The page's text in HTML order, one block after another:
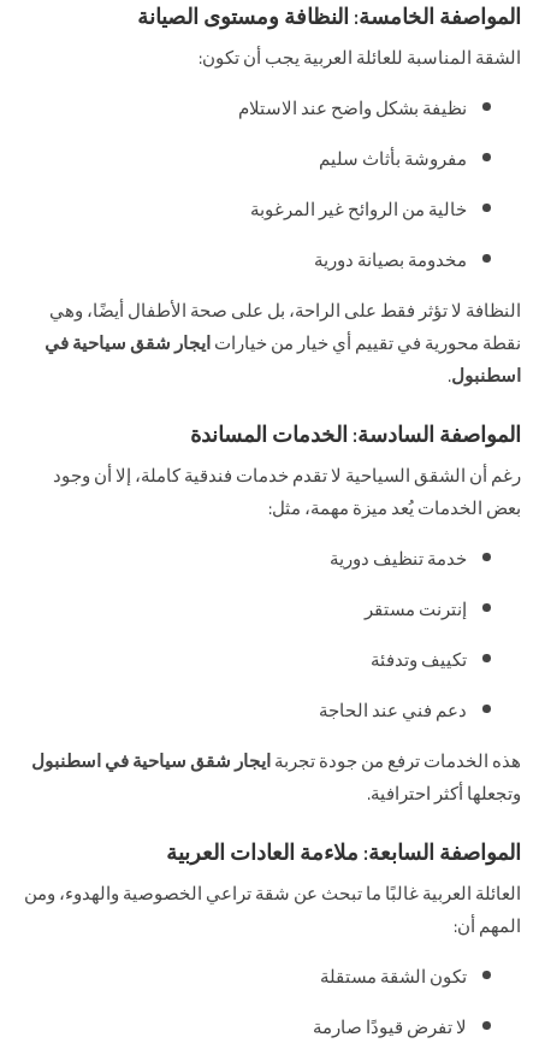
المواصفة الخامسة: النظافة ومستوى الصيانة
الشقة المناسبة للعائلة العربية يجب أن تكون:
نظيفة بشكل واضح عند الاستلام
مفروشة بأثاث سليم
خالية من الروائح غير المرغوبة
مخدومة بصيانة دورية
النظافة لا تؤثر فقط على الراحة، بل على صحة الأطفال أيضًا، وهي
نقطة محورية في تقييم أي خيار من خياراتايجار شقق سياحية في
اسطنبول.
المواصفة السادسة: الخدمات المساندة
رغم أن الشقق السياحية لا تقدم خدمات فندقية كاملة، إلا أن وجود
بعض الخدمات يُعد ميزة مهمة، مثل:
خدمة تنظيف دورية
إنترنت مستقر
تكييف وتدفئة
دعم فني عند الحاجة
هذه الخدمات ترفع من جودة تجربةايجار شقق سياحية في اسطنبول
وتجعلها أكثر احترافية.
المواصفة السابعة: ملاءمة العادات العربية
العائلة العربية غالبًا ما تبحث عن شقة تراعي الخصوصية والهدوء، ومن
المهم أن:
تكون الشقة مستقلة
لا تفرض قيودًا صارمة